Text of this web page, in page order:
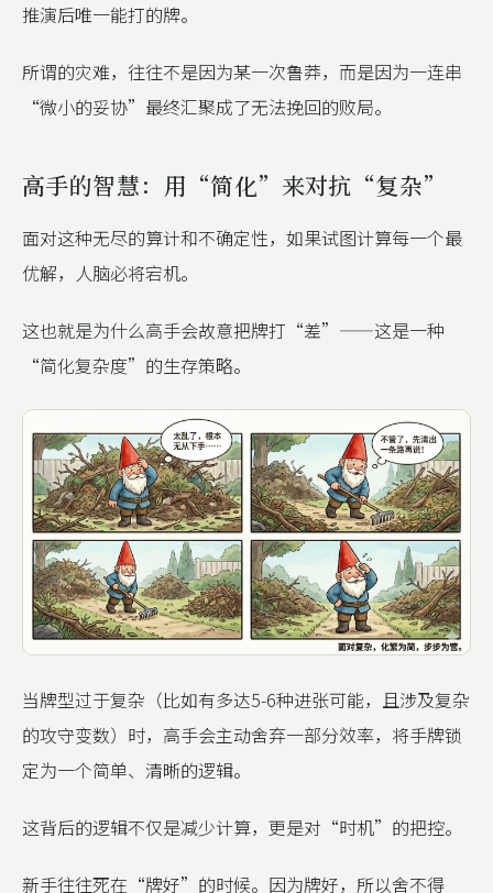
推演后唯一能打的牌。
所谓的灾难，往往不是因为某一次鲁莽，而是因为一连串
“微小的妥协”最终汇聚成了无法挽回的败局。
高手的智慧：用“简化”来对抗“复杂”
面对这种无尽的算计和不确定性，如果试图计算每一个最
优解，人脑必将宕机。
这也就是为什么高手会故意把牌打“差”——这是一种
“简化复杂度”的生存策略。
当牌型过于复杂（比如有多达5-6种进张可能，且涉及复杂
的攻守变数）时，高手会主动舍弃一部分效率，将手牌锁
定为一个简单、清晰的逻辑。
这背后的逻辑不仅是减少计算，更是对“时机”的把控。
新手往往死在“牌好”的时候。因为牌好，所以舍不得